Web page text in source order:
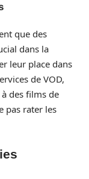
que des
dans la
leur place dans
de VOD,
à des films de
pas rater les